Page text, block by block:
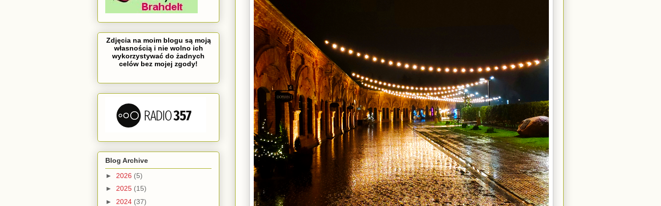
Zdjęcia na moim blogu są moją
własnością i nie wolno ich
wykorzystywać do żadnych
celów bez mojej zgody!
Blog Archive
► 2026 (5)
► 2025 (15)
► 2024 (37)